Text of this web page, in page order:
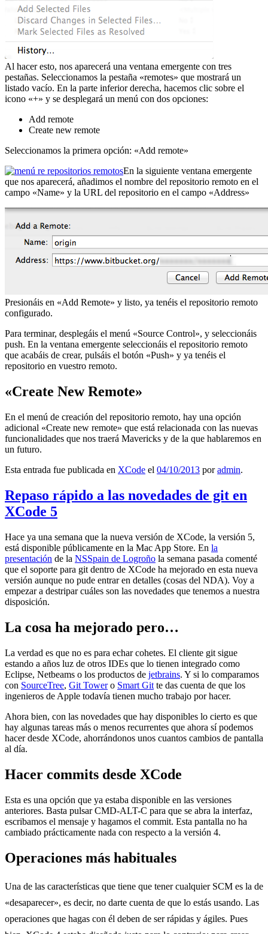
Al hacer esto, nos aparecerá una ventana emergente con tres
pestañas. Seleccionamos la pestaña «remotes» que mostrará un
listado vacío. En la parte inferior derecha, hacemos clic sobre el
icono «+» y se desplegará un menú con dos opciones:
Add remote
Create new remote
Seleccionamos la primera opción: «Add remote»
En la siguiente ventana emergente
que nos aparecerá, añadimos el nombre del repositorio remoto en el
campo «Name» y la URL del repositorio en el campo «Address»
Presionáis en «Add Remote» y listo, ya tenéis el repositorio remoto
configurado.
Para terminar, desplegáis el menú «Source Control», y seleccionáis
push. En la ventana emergente seleccionáis el repositorio remoto
que acabáis de crear, pulsáis el botón «Push» y ya tenéis el
repositorio en vuestro remoto.
«Create New Remote»
En el menú de creación del repositorio remoto, hay una opción
adicional «Create new remote» que está relacionada con las nuevas
funcionalidades que nos traerá Mavericks y de la que hablaremos en
un futuro.
Esta entrada fue publicada en XCode el 04/10/2013 poradmin.
Repaso rápido a las novedades de git en
XCode 5
Hace ya una semana que la nueva versión de XCode, la versión 5,
está disponible públicamente en la Mac App Store. En la
presentación de la NSSpain de Logroño la semana pasada comenté
que el soporte para git dentro de XCode ha mejorado en esta nueva
versión aunque no pude entrar en detalles (cosas del NDA). Voy a
empezar a destripar cuáles son las novedades que tenemos a nuestra
disposición.
La cosa ha mejorado pero…
La verdad es que no es para echar cohetes. El cliente git sigue
estando a años luz de otros IDEs que lo tienen integrado como
Eclipse, Netbeams o los productos de jetbrains. Y si lo comparamos
con SourceTree, Git Towero Smart Git te das cuenta de que los
ingenieros de Apple todavía tienen mucho trabajo por hacer.
Ahora bien, con las novedades que hay disponibles lo cierto es que
hay algunas tareas más o menos recurrentes que ahora sí podemos
hacer desde XCode, ahorrándonos unos cuantos cambios de pantalla
al día.
Hacer commits desde XCode
Esta es una opción que ya estaba disponible en las versiones
anteriores. Basta pulsar CMD-ALT-C para que se abra la interfaz,
escribamos el mensaje y hagamos el commit. Esta pantalla no ha
cambiado prácticamente nada con respecto a la versión 4.
Operaciones más habituales
Una de las características que tiene que tener cualquier SCM es la de
«desaparecer», es decir, no darte cuenta de que lo estás usando. Las
operaciones que hagas con él deben de ser rápidas y ágiles. Pues